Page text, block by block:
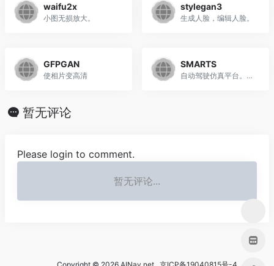
waifu2x
小图无损放大。
stylegan3
生成人脸，编辑人脸。
GFPGAN
使相片变高清
SMARTS
自动驾驶仿真平台。SMARTS作为首个支持MARL的自动驾驶仿真平台，将提供Simulator Core（快速且灵活地创建RL模拟环境）、Algorithm Library（集成主流的强化学习算法）、Multi-Agent Trainer（支持大多数多智能体训练范式）、Policy Zoo（支持对社会车辆的实例化）和 Scenario Studio（支持灵活的场景设置），方便参赛者在比赛过程中实现对车辆动力学行为的真实建模，并利用丰富的交通场景进行研究和应用。
暂无评论
Please login to comment.
暂无评论...